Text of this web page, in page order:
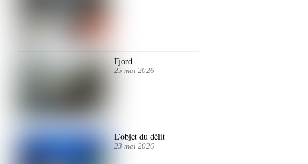
Fjord
25 mai 2026
L’objet du délit
23 mai 2026